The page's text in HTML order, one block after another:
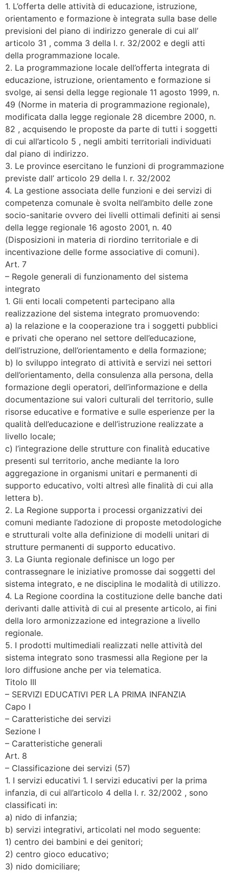
1. L’offerta delle attività di educazione, istruzione,
orientamento e formazione è integrata sulla base delle
previsioni del piano di indirizzo generale di cui all’
articolo 31 , comma 3 della l. r. 32/2002 e degli atti
della programmazione locale.
2. La programmazione locale dell’offerta integrata di
educazione, istruzione, orientamento e formazione si
svolge, ai sensi della legge regionale 11 agosto 1999, n.
49 (Norme in materia di programmazione regionale),
modificata dalla legge regionale 28 dicembre 2000, n.
82 , acquisendo le proposte da parte di tutti i soggetti
di cui all’articolo 5 , negli ambiti territoriali individuati
dal piano di indirizzo.
3. Le province esercitano le funzioni di programmazione
previste dall’ articolo 29 della l. r. 32/2002
4. La gestione associata delle funzioni e dei servizi di
competenza comunale è svolta nell’ambito delle zone
socio-sanitarie ovvero dei livelli ottimali definiti ai sensi
della legge regionale 16 agosto 2001, n. 40
(Disposizioni in materia di riordino territoriale e di
incentivazione delle forme associative di comuni).
Art. 7
– Regole generali di funzionamento del sistema
integrato
1. Gli enti locali competenti partecipano alla
realizzazione del sistema integrato promuovendo:
a) la relazione e la cooperazione tra i soggetti pubblici
e privati che operano nel settore dell’educazione,
dell’istruzione, dell’orientamento e della formazione;
b) lo sviluppo integrato di attività e servizi nei settori
dell’orientamento, della consulenza alla persona, della
formazione degli operatori, dell’informazione e della
documentazione sui valori culturali del territorio, sulle
risorse educative e formative e sulle esperienze per la
qualità dell’educazione e dell’istruzione realizzate a
livello locale;
c) l’integrazione delle strutture con finalità educative
presenti sul territorio, anche mediante la loro
aggregazione in organismi unitari e permanenti di
supporto educativo, volti altresì alle finalità di cui alla
lettera b).
2. La Regione supporta i processi organizzativi dei
comuni mediante l’adozione di proposte metodologiche
e strutturali volte alla definizione di modelli unitari di
strutture permanenti di supporto educativo.
3. La Giunta regionale definisce un logo per
contrassegnare le iniziative promosse dai soggetti del
sistema integrato, e ne disciplina le modalità di utilizzo.
4. La Regione coordina la costituzione delle banche dati
derivanti dalle attività di cui al presente articolo, ai fini
della loro armonizzazione ed integrazione a livello
regionale.
5. I prodotti multimediali realizzati nelle attività del
sistema integrato sono trasmessi alla Regione per la
loro diffusione anche per via telematica.
Titolo III
– SERVIZI EDUCATIVI PER LA PRIMA INFANZIA
Capo I
– Caratteristiche dei servizi
Sezione I
– Caratteristiche generali
Art. 8
– Classificazione dei servizi (57)
1. I servizi educativi 1. I servizi educativi per la prima
infanzia, di cui all’articolo 4 della l. r. 32/2002 , sono
classificati in:
a) nido di infanzia;
b) servizi integrativi, articolati nel modo seguente:
1) centro dei bambini e dei genitori;
2) centro gioco educativo;
3) nido domiciliare;